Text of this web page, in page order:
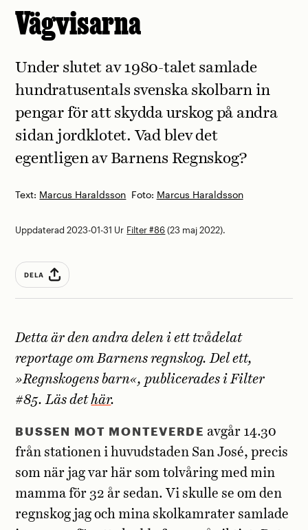
Vägvisarna
Text: Marcus Haraldsson Foto: Marcus Haraldsson
Under slutet av 1980-talet samlade
hundratusentals svenska skolbarn in
pengar för att skydda urskog på andra
sidan jordklotet. Vad blev det
egentligen av Barnens Regnskog?
Uppdaterad 2023-01-31 Ur Filter #86(23 maj 2022).
DELA
Detta är den andra delen i ett tvådelat
reportage om Barnens regnskog. Del ett,
»Regnskogens barn«, publicerades i Filter
#85. Läs dethär.
BUSSEN MOT MONTEVERDE avgår 14.30
från stationen i huvudstaden San José, precis
som när jag var här som tolvåring med min
mamma för 32 år sedan. Vi skulle se om den
regnskog jag och mina skolkamrater samlade